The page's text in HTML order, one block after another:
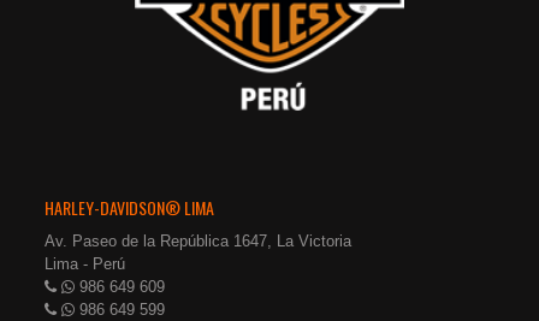
HARLEY-DAVIDSON® LIMA
Av. Paseo de la República 1647, La Victoria
Lima - Perú
986 649 609
986 649 599